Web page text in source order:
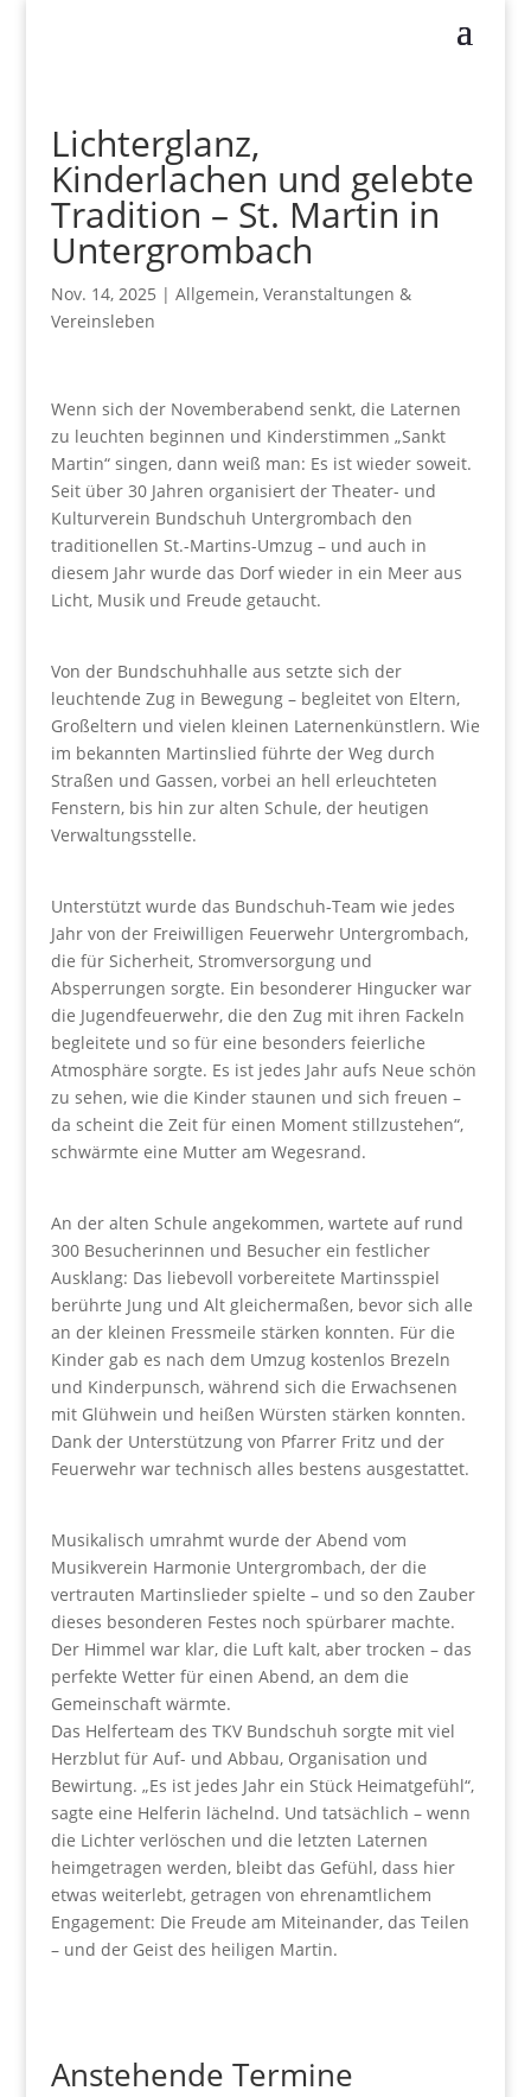
Lichterglanz,
Kinderlachen und gelebte
Tradition – St. Martin in
Untergrombach
Nov. 14, 2025 | Allgemein, Veranstaltungen &
Vereinsleben
Wenn sich der Novemberabend senkt, die Laternen
zu leuchten beginnen und Kinderstimmen „Sankt
Martin“ singen, dann weiß man: Es ist wieder soweit.
Seit über 30 Jahren organisiert der Theater- und
Kulturverein Bundschuh Untergrombach den
traditionellen St.-Martins-Umzug – und auch in
diesem Jahr wurde das Dorf wieder in ein Meer aus
Licht, Musik und Freude getaucht.
Von der Bundschuhhalle aus setzte sich der
leuchtende Zug in Bewegung – begleitet von Eltern,
Großeltern und vielen kleinen Laternenkünstlern. Wie
im bekannten Martinslied führte der Weg durch
Straßen und Gassen, vorbei an hell erleuchteten
Fenstern, bis hin zur alten Schule, der heutigen
Verwaltungsstelle.
Unterstützt wurde das Bundschuh-Team wie jedes
Jahr von der Freiwilligen Feuerwehr Untergrombach,
die für Sicherheit, Stromversorgung und
Absperrungen sorgte. Ein besonderer Hingucker war
die Jugendfeuerwehr, die den Zug mit ihren Fackeln
begleitete und so für eine besonders feierliche
Atmosphäre sorgte. Es ist jedes Jahr aufs Neue schön
zu sehen, wie die Kinder staunen und sich freuen –
da scheint die Zeit für einen Moment stillzustehen“,
schwärmte eine Mutter am Wegesrand.
An der alten Schule angekommen, wartete auf rund
300 Besucherinnen und Besucher ein festlicher
Ausklang: Das liebevoll vorbereitete Martinsspiel
berührte Jung und Alt gleichermaßen, bevor sich alle
an der kleinen Fressmeile stärken konnten. Für die
Kinder gab es nach dem Umzug kostenlos Brezeln
und Kinderpunsch, während sich die Erwachsenen
mit Glühwein und heißen Würsten stärken konnten.
Dank der Unterstützung von Pfarrer Fritz und der
Feuerwehr war technisch alles bestens ausgestattet.
Musikalisch umrahmt wurde der Abend vom
Musikverein Harmonie Untergrombach, der die
vertrauten Martinslieder spielte – und so den Zauber
dieses besonderen Festes noch spürbarer machte.
Der Himmel war klar, die Luft kalt, aber trocken – das
perfekte Wetter für einen Abend, an dem die
Gemeinschaft wärmte.
Das Helferteam des TKV Bundschuh sorgte mit viel
Herzblut für Auf- und Abbau, Organisation und
Bewirtung. „Es ist jedes Jahr ein Stück Heimatgefühl“,
sagte eine Helferin lächelnd. Und tatsächlich – wenn
die Lichter verlöschen und die letzten Laternen
heimgetragen werden, bleibt das Gefühl, dass hier
etwas weiterlebt, getragen von ehrenamtlichem
Engagement: Die Freude am Miteinander, das Teilen
– und der Geist des heiligen Martin.
Anstehende Termine